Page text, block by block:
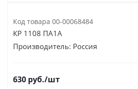
Код товара 00-00068484
КР 1108 ПА1А
Производитель: Россия
630 руб./шт